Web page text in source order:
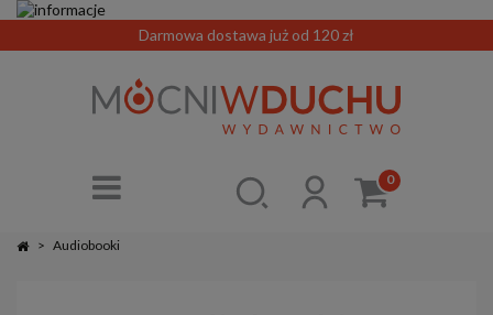
Darmowa dostawa już od 120 zł
0
> Audiobooki